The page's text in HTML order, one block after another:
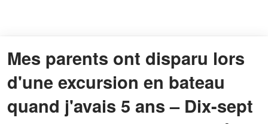
Mes parents ont disparu lors
d'une excursion en bateau
quand j'avais 5 ans – Dix-sept